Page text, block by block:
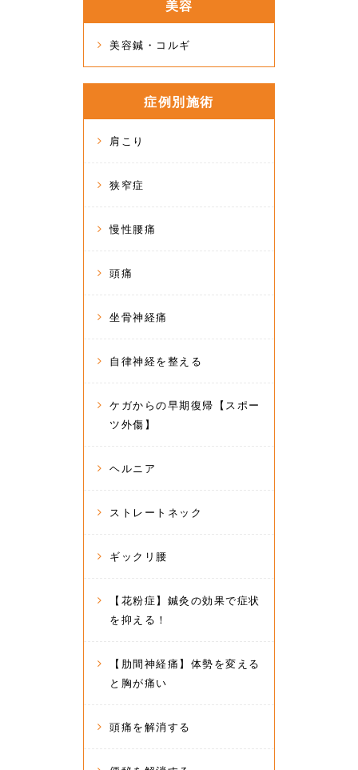
美容
美容鍼・コルギ
症例別施術
肩こり
狭窄症
慢性腰痛
頭痛
坐骨神経痛
自律神経を整える
ケガからの早期復帰【スポー
ツ外傷】
ヘルニア
ストレートネック
ギックリ腰
【花粉症】鍼灸の効果で症状
を抑える！
【肋間神経痛】体勢を変える
と胸が痛い
頭痛を解消する